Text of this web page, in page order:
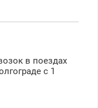
в поездах
с 1